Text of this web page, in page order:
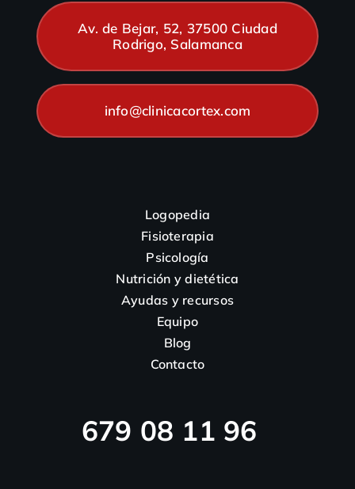
Av. de Bejar, 52, 37500 Ciudad
Rodrigo, Salamanca
info@clinicacortex.com
Logopedia
Fisioterapia
Psicología
Nutrición y dietética
Ayudas y recursos
Equipo
Blog
Contacto
679 08 11 96